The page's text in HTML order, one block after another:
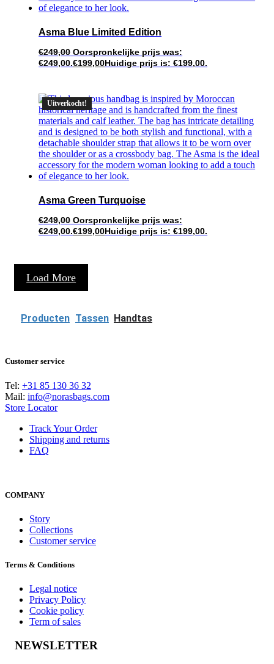
Asma Blue Limited Edition
€249,00 Oorspronkelijke prijs was:
€249,00.€199,00Huidige prijs is: €199,00.
Uitverkocht!
Asma Green Turquoise
€249,00 Oorspronkelijke prijs was:
€249,00.€199,00Huidige prijs is: €199,00.
Load More
Producten Tassen Handtas
Customer service
Tel: +31 85 130 36 32
Mail: info@norasbags.com
Store Locator
Track Your Order
Shipping and returns
FAQ
COMPANY
Story
Collections
Customer service
Terms & Conditions
Legal notice
Privacy Policy
Cookie policy
Term of sales
NEWSLETTER